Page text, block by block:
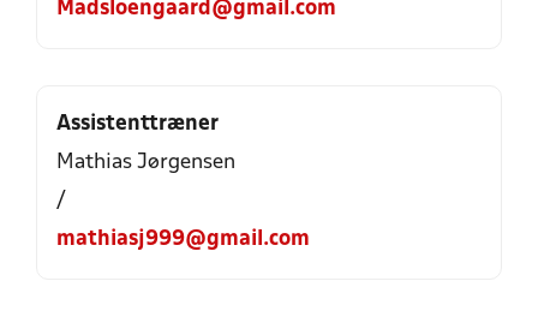
Madsloengaard@gmail.com
Assistenttræner
Mathias Jørgensen
/
mathiasj999@gmail.com